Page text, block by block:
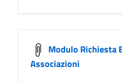
Modulo Richiesta
Associazioni